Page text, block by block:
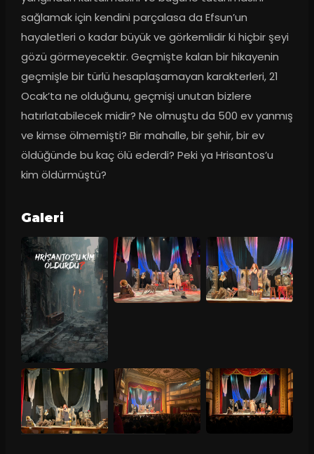
sağlamak için kendini parçalasa da Efsun’un
hayaletleri o kadar büyük ve görkemlidir ki hiçbir şeyi
gözü görmeyecektir. Geçmişte kalan bir hikayenin
geçmişle bir türlü hesaplaşamayan karakterleri, 21
Ocak’ta ne olduğunu, geçmişi unutan bizlere
hatırlatabilecek midir? Ne olmuştu da 500 ev yanmış
ve kimse ölmemişti? Bir mahalle, bir şehir, bir ev
öldüğünde bu kaç ölü ederdi? Peki ya Hrisantos’u
kim öldürmüştü?
Galeri